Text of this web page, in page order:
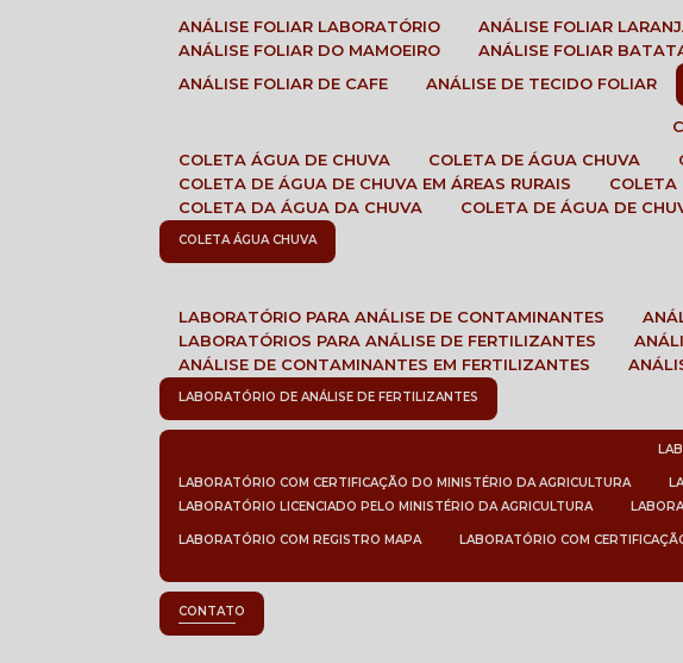
ANÁLISE FOLIAR LABORATÓRIO
ANÁLISE FOLIAR
ANÁLISE FOLIAR DO MAMOEIRO
ANÁLISE FOLIAR
ANÁLISE FOLIAR DE CAFE
ANÁLISE DE TECIDO FOLIAR
COLETA ÁGUA DE CHUVA
COLETA DE ÁGUA CHUVA
COLETA DE ÁGUA DE CHUVA EM ÁREAS RURAIS
COLETA DA ÁGUA DA CHUVA
COLETA DE ÁGUA DE
COLETA ÁGUA CHUVA
LABORATÓRIO PARA ANÁLISE DE CONTAMINANTES
LABORATÓRIOS PARA ANÁLISE DE FERTILIZANTES
ANÁLISE DE CONTAMINANTES EM FERTILIZANTES
LABORATÓRIO DE ANÁLISE DE FERTILIZANTES
LABORATÓRIO COM CERTIFICAÇÃO DO MINISTÉRIO DA AGRICULTURA
LABORATÓRIO LICENCIADO PELO MINISTÉRIO DA AGRICULTURA
LABORATÓRIO COM REGISTRO MAPA LABORATÓRIO COM
CONTATO